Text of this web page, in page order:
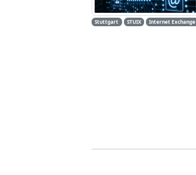
Stuttgart STUIX Internet Exchange